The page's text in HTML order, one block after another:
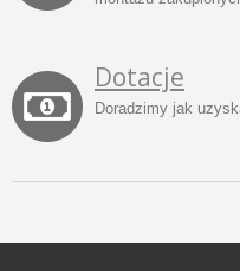
Dotacje
Doradzimy jak